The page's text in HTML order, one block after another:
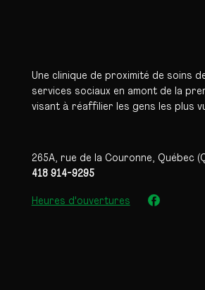
Une clinique de proximité de soins
services sociaux en amont de la
visant à réaffilier les gens les plus
265A, rue de la Couronne, Québec
418 914-9295
Heures d'ouvertures